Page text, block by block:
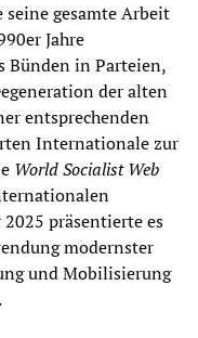
gesamte Arbeit
Jahre
Bünden in Parteien,
der alten
entsprechenden
Internationale zur
World Socialist Web
2025 präsentierte es
modernster
und Mobilisierung